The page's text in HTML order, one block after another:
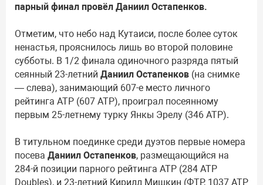
парный финал провёл Даниил Остапенков.
Отметим, что небо над Кутаиси, после более суток
ненастья, прояснилось лишь во второй половине
субботы. В 1/2 финала одиночного разряда пятый
сеянный 23-летний Даниил Остапенков (на снимке
— слева), занимающий 607-е место личного
рейтинга ATP (607 ATP), проиграл посеянному
первым 25-летнему турку Янкы Эрелу (346 ATP).
В титульном поединке среди дуэтов первые номера
посева Даниил Остапенков, размещающийся на
284-й позиции парного рейтинга ATP (284 ATP
Doubles), и 23-летний Кирилл Мишкин (ФТР, 1037 ATP